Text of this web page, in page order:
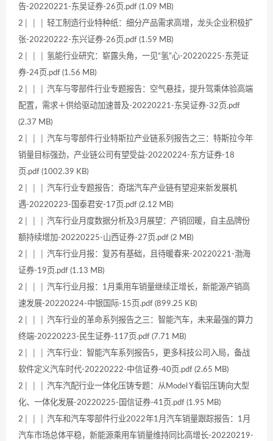
告-20220221-东吴证券-26页.pdf (1.09 MB)
2│ │ │ 轻工制造行业特种纸：细分产品需求高增，龙头企业积极扩
张-20220222-东兴证券-26页.pdf (1.59 MB)
2│ │ │ 氢能行业研究：崭露头角，一见“氢”心-20220225-东莞证
券-24页.pdf (1.56 MB)
2│ │ │ 汽车与零部件行业专题报告：空气悬挂，提升驾乘体验高端
配置，需求＋供给驱动加速普及-20220221-东吴证券-32页.pdf
(2.37 MB)
2│ │ │ 汽车与零部件行业特斯拉产业链系列报告之三：特斯拉今年
销量目标强劲，产业链公司有望受益-20220224-东方证券-18
页.pdf (1002.39 KB)
2│ │ │ 汽车行业专题报告：奇瑞汽车产业链有望迎来新发展机
遇-20220223-国泰君安-17页.pdf (2.12 MB)
2│ │ │ 汽车行业月度数据分析及3月展望：产销回暖，自主品牌份
额持续增加-20220225-山西证券-27页.pdf (2 MB)
2│ │ │ 汽车行业月报：复苏有基础，且待暖春来-20220221-渤海
证券-19页.pdf (1.13 MB)
2│ │ │ 汽车行业月报：1月乘用车销量继续正增长，新能源产销高
速发展-20220224-中银国际-15页.pdf (899.25 KB)
2│ │ │ 汽车行业的革命系列报告之三：智能汽车，未来最强的算力
终端-20220223-民生证券-117页.pdf (7.71 MB)
2│ │ │ 汽车行业：智能汽车系列报告5，更多科技公司入局，备战
软件定义汽车时代-20220222-中信证券-40页.pdf (2.65 MB)
2│ │ │ 汽车汽配行业一体化压铸专题：从Model Y看铝压铸向大型
化、一体化发展-20220225-国信证券-41页.pdf (1.95 MB)
2│ │ │ 汽车和汽车零部件行业2022年1月汽车销量跟踪报告：1月
汽车市场总体平稳，新能源乘用车销量维持同比高增长-20220219-